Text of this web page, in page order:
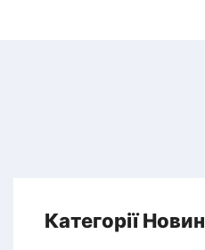
Категорії Новин